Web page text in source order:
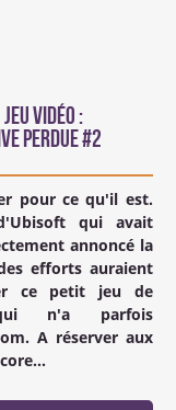
Vidéo :
Perdue #2
pour ce qu'il est.
qui avait
annoncé la
efforts auraient
ce petit jeu de
qui n'a parfois
A réserver aux